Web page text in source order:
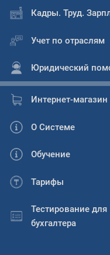
Кадры. Труд.
Учет по отраслям
Юридический
Интернет-магазин
О Системе
Обучение
Тарифы
Тестирование для
бухгалтера